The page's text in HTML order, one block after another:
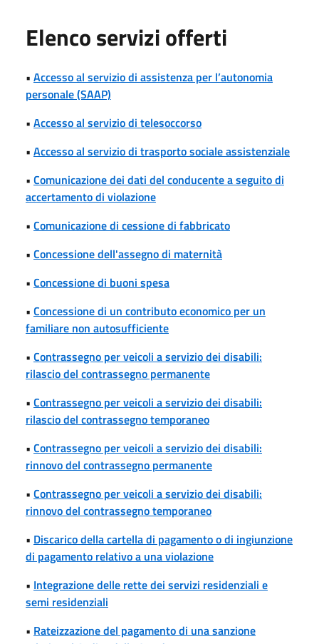
Elenco servizi offerti
• Accesso al servizio di assistenza per l’autonomia
personale (SAAP)
• Accesso al servizio di telesoccorso
• Accesso al servizio di trasporto sociale assistenziale
• Comunicazione dei dati del conducente a seguito di
accertamento di violazione
• Comunicazione di cessione di fabbricato
• Concessione dell'assegno di maternità
• Concessione di buoni spesa
• Concessione di un contributo economico per un
familiare non autosufficiente
• Contrassegno per veicoli a servizio dei disabili:
rilascio del contrassegno permanente
• Contrassegno per veicoli a servizio dei disabili:
rilascio del contrassegno temporaneo
• Contrassegno per veicoli a servizio dei disabili:
rinnovo del contrassegno permanente
• Contrassegno per veicoli a servizio dei disabili:
rinnovo del contrassegno temporaneo
• Discarico della cartella di pagamento o di ingiunzione
di pagamento relativo a una violazione
• Integrazione delle rette dei servizi residenziali e
semi residenziali
• Rateizzazione del pagamento di una sanzione